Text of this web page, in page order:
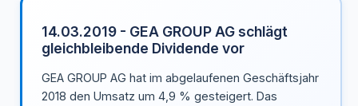
14.03.2019 - GEA GROUP AG schlägt
gleichbleibende Dividende vor
GEA GROUP AG hat im abgelaufenen Geschäftsjahr
2018 den Umsatz um 4,9 % gesteigert. Das